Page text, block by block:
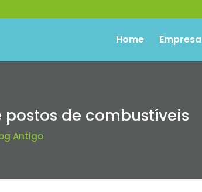
Home Empresa
de combustíveis
Antigo